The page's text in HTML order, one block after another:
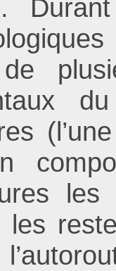
de
les